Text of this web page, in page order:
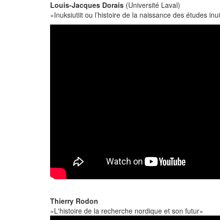
Louis-Jacques Dorais (Université Laval)
«Inuksiutiit ou l’histoire de la naissance des études
Thierry Rodon
«L'histoire de la recherche nordique et son futur»